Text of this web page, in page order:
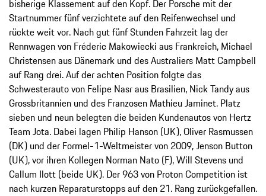
bisherige Klassement auf den Kopf. Der Porsche mit der
Startnummer fünf verzichtete auf den Reifenwechsel und
rückte weit vor. Nach gut fünf Stunden Fahrzeit lag der
Rennwagen von Fréderic Makowiecki aus Frankreich, Michael
Christensen aus Dänemark und des Australiers Matt Campbell
auf Rang drei. Auf der achten Position folgte das
Schwesterauto von Felipe Nasr aus Brasilien, Nick Tandy aus
Grossbritannien und des Franzosen Mathieu Jaminet. Platz
sieben und neun belegten die beiden Kundenautos von Hertz
Team Jota. Dabei lagen Philip Hanson (UK), Oliver Rasmussen
(DK) und der Formel-1-Weltmeister von 2009, Jenson Button
(UK), vor ihren Kollegen Norman Nato (F), Will Stevens und
Callum Ilott (beide UK). Der 963 von Proton Competition ist
nach kurzen Reparaturstopps auf den 21. Rang zurückgefallen.